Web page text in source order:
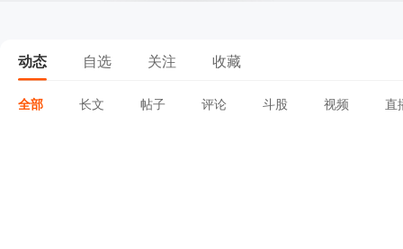
动态 自选 关注 收藏
全部 长文 帖子 评论 斗股 视频 直